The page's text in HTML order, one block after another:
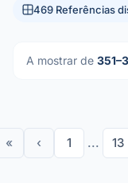
469 Referências
A mostrar de
« ‹ 1 ... 13